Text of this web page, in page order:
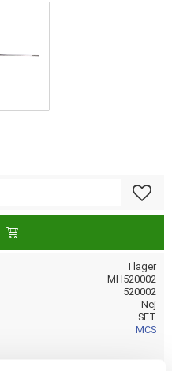
I lager
MH520002
520002
Nej
SET
MCS